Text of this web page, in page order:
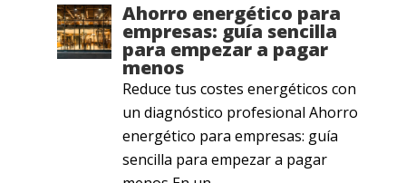
Ahorro energético para
empresas: guía sencilla
para empezar a pagar
menos
Reduce tus costes energéticos con
un diagnóstico profesional Ahorro
energético para empresas: guía
sencilla para empezar a pagar